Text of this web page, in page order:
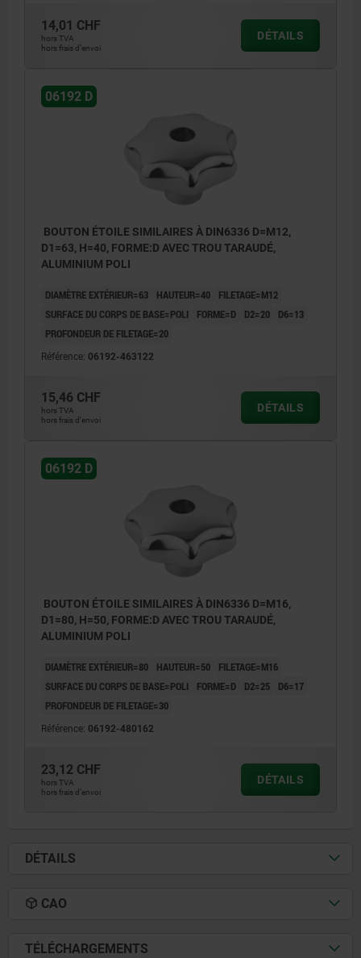
14,01 CHF
hors TVA
hors frais d’envoi
DÉTAILS
06192 D
BOUTON ÉTOILE SIMILAIRES À DIN6336 D=M12,
D1=63, H=40, FORME:D AVEC TROU TARAUDÉ,
ALUMINIUM POLI
DIAMÈTRE EXTÉRIEUR=63 HAUTEUR=40
FILETAGE=M12
SURFACE DU CORPS DE BASE=POLI
FORME=D D2=20
D6=13
PROFONDEUR DE FILETAGE=20
Référence: 06192-463122
15,46 CHF
hors TVA
hors frais d’envoi
DÉTAILS
06192 D
BOUTON ÉTOILE SIMILAIRES À DIN6336 D=M16,
D1=80, H=50, FORME:D AVEC TROU TARAUDÉ,
ALUMINIUM POLI
DIAMÈTRE EXTÉRIEUR=80 HAUTEUR=50
FILETAGE=M16
SURFACE DU CORPS DE BASE=POLI
FORME=D D2=25
D6=17
PROFONDEUR DE FILETAGE=30
Référence: 06192-480162
23,12 CHF
hors TVA
hors frais d’envoi
DÉTAILS
DÉTAILS
CAO
TÉLÉCHARGEMENTS